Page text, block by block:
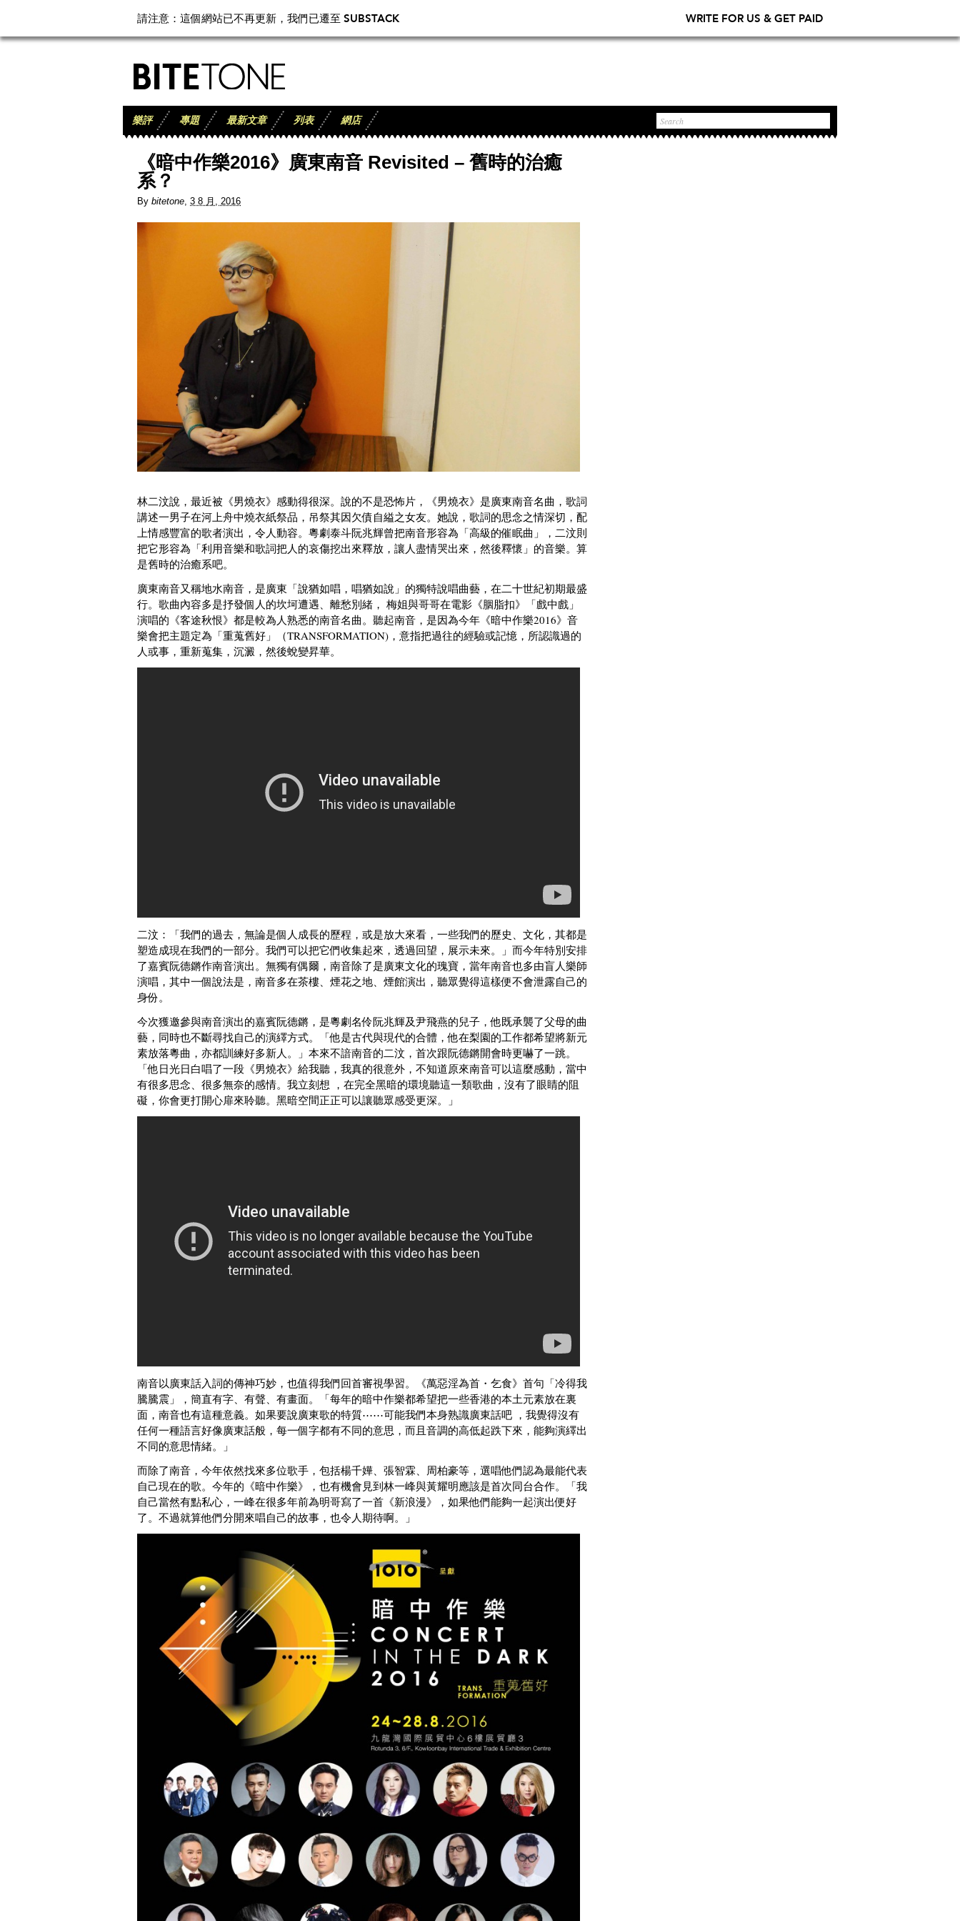
請注意：這個網站已不再更新，我們已遷至 SUBSTACK WRITE FOR US & GET PAID
樂評 專題 最新文章 列表 網店
《暗中作樂2016》廣東南音 Revisited – 舊時的治癒
系？
By bitetone, 3 8 月, 2016
林二汶說，最近被《男燒衣》感動得很深。說的不是恐怖片，《男燒衣》是廣東南音名曲，歌詞
講述一男子在河上舟中燒衣紙祭品，吊祭其因欠債自縊之女友。她說，歌詞的思念之情深切，配
上情感豐富的歌者演出，令人動容。粵劇泰斗阮兆輝曾把南音形容為「高級的催眠曲」，二汶則
把它形容為「利用音樂和歌詞把人的哀傷挖出來釋放，讓人盡情哭出來，然後釋懷」的音樂。算
是舊時的治癒系吧。
廣東南音又稱地水南音，是廣東「說猶如唱，唱猶如說」的獨特說唱曲藝，在二十世紀初期最盛
行。歌曲內容多是抒發個人的坎坷遭遇、離愁別緒， 梅姐與哥哥在電影《胭脂扣》「戲中戲」
演唱的《客途秋恨》都是較為人熟悉的南音名曲。聽起南音，是因為今年《暗中作樂2016》音
樂會把主題定為「重蒐舊好」（TRANSFORMATION)，意指把過往的經驗或記憶，所認識過的
人或事，重新蒐集，沉澱，然後蛻變昇華。
二汶：「我們的過去，無論是個人成長的歷程，或是放大來看，一些我們的歷史、文化，其都是
塑造成現在我們的一部分。我們可以把它們收集起來，透過回望，展示未來。」而今年特別安排
了嘉賓阮德鏘作南音演出。無獨有偶爾，南音除了是廣東文化的瑰寶，當年南音也多由盲人樂師
演唱，其中一個說法是，南音多在茶樓、煙花之地、煙館演出，聽眾覺得這樣便不會泄露自己的
身份。
今次獲邀參與南音演出的嘉賓阮德鏘，是粵劇名伶阮兆輝及尹飛燕的兒子，他既承襲了父母的曲
藝，同時也不斷尋找自己的演繹方式。「他是古代與現代的合體，他在梨園的工作都希望將新元
素放落粵曲，亦都訓練好多新人。」本來不諳南音的二汶，首次跟阮德鏘開會時更嚇了一跳。
「他日光日白唱了一段《男燒衣》給我聽，我真的很意外，不知道原來南音可以這麼感動，當中
有很多思念、很多無奈的感情。我立刻想 ，在完全黑暗的環境聽這一類歌曲，沒有了眼睛的阻
礙，你會更打開心扉來聆聽。黑暗空間正正可以讓聽眾感受更深。」
南音以廣東話入詞的傳神巧妙，也值得我們回首審視學習。《萬惡淫為首・乞食》首句「冷得我
騰騰震」，簡直有字、有聲、有畫面。「每年的暗中作樂都希望把一些香港的本土元素放在裏
面，南音也有這種意義。如果要說廣東歌的特質⋯⋯可能我們本身熟識廣東話吧 ，我覺得沒有
任何一種語言好像廣東話般，每一個字都有不同的意思，而且音調的高低起跌下來，能夠演繹出
不同的意思情緒。」
而除了南音，今年依然找來多位歌手，包括楊千嬅、張智霖、周柏豪等，選唱他們認為最能代表
自己現在的歌。今年的《暗中作樂》，也有機會見到林一峰與黃耀明應該是首次同台合作。「我
自己當然有點私心，一峰在很多年前為明哥寫了一首《新浪漫》，如果他們能夠一起演出便好
了。不過就算他們分開來唱自己的故事，也令人期待啊。」